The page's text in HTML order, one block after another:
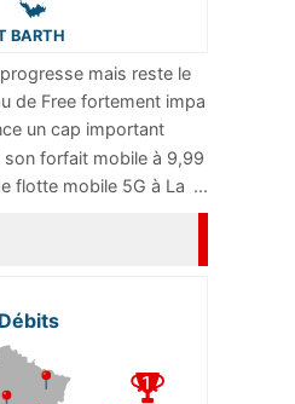
BARTH
mais reste le
...
de Free fortement impa
un cap important
...
forfait mobile à 9,99
flotte mobile 5G à La ...
Débits